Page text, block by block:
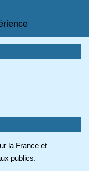
la France et
publics.